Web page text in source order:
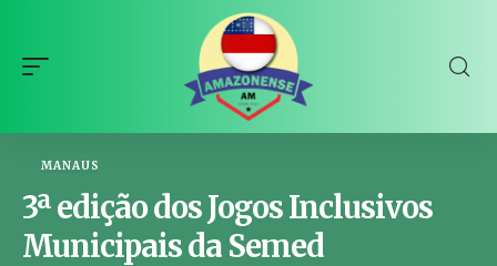
MANAUS
3ª edição dos Jogos Inclusivos
Municipais da Semed